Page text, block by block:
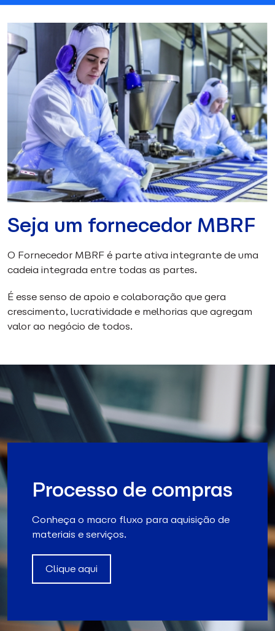
Seja um fornecedor MBRF
O Fornecedor MBRF é parte ativa integrante de uma
cadeia integrada entre todas as partes.
É esse senso de apoio e colaboração que gera
crescimento, lucratividade e melhorias que agregam
valor ao negócio de todos.
Processo de compras
Conheça o macro fluxo para aquisição de
materiais e serviços.
Clique aqui